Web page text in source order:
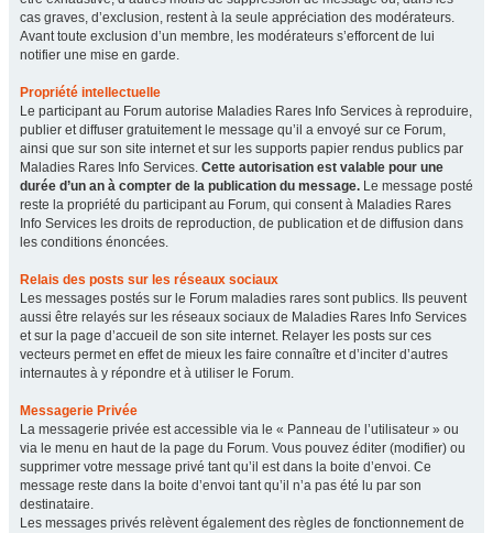
cas graves, d’exclusion, restent à la seule appréciation des modérateurs.
Avant toute exclusion d’un membre, les modérateurs s’efforcent de lui
notifier une mise en garde.
Propriété intellectuelle
Le participant au Forum autorise Maladies Rares Info Services à reproduire,
publier et diffuser gratuitement le message qu’il a envoyé sur ce Forum,
ainsi que sur son site internet et sur les supports papier rendus publics par
Maladies Rares Info Services. Cette autorisation est valable pour une
durée d’un an à compter de la publication du message. Le message posté
reste la propriété du participant au Forum, qui consent à Maladies Rares
Info Services les droits de reproduction, de publication et de diffusion dans
les conditions énoncées.
Relais des posts sur les réseaux sociaux
Les messages postés sur le Forum maladies rares sont publics. Ils peuvent
aussi être relayés sur les réseaux sociaux de Maladies Rares Info Services
et sur la page d’accueil de son site internet. Relayer les posts sur ces
vecteurs permet en effet de mieux les faire connaître et d’inciter d’autres
internautes à y répondre et à utiliser le Forum.
Messagerie Privée
La messagerie privée est accessible via le « Panneau de l’utilisateur » ou
via le menu en haut de la page du Forum. Vous pouvez éditer (modifier) ou
supprimer votre message privé tant qu’il est dans la boite d’envoi. Ce
message reste dans la boite d’envoi tant qu’il n’a pas été lu par son
destinataire.
Les messages privés relèvent également des règles de fonctionnement de